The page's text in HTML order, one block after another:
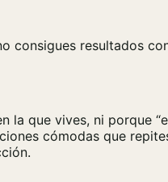
consigues resultados
que vives, ni porque
cómodas que